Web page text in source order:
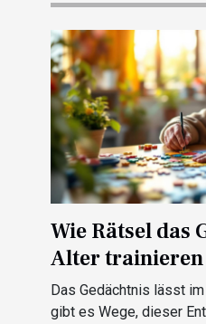
Wie Rätsel das
Alter trainieren
Das Gedächtnis lässt
gibt es Wege, dieser